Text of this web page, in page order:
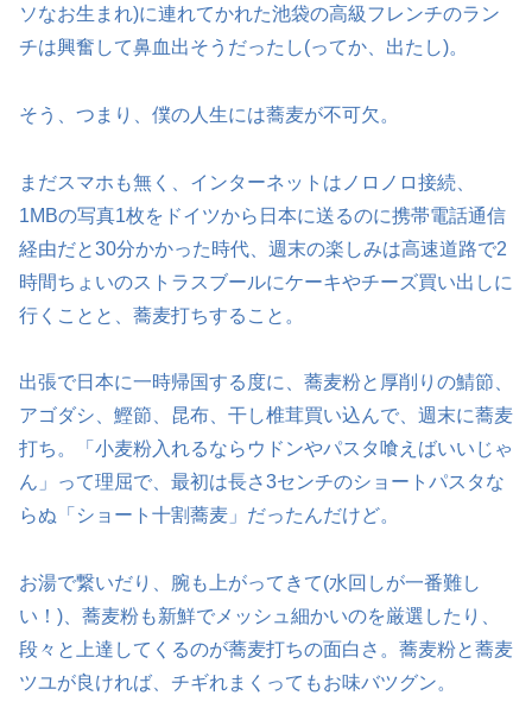
ソなお生まれ)に連れてかれた池袋の高級フレンチのラン
チは興奮して鼻血出そうだったし(ってか、出たし)。
そう、つまり、僕の人生には蕎麦が不可欠。
まだスマホも無く、インターネットはノロノロ接続、
1MBの写真1枚をドイツから日本に送るのに携帯電話通信
経由だと30分かかった時代、週末の楽しみは高速道路で2
時間ちょいのストラスブールにケーキやチーズ買い出しに
行くことと、蕎麦打ちすること。
出張で日本に一時帰国する度に、蕎麦粉と厚削りの鯖節、
アゴダシ、鰹節、昆布、干し椎茸買い込んで、週末に蕎麦
打ち。「小麦粉入れるならウドンやパスタ喰えばいいじゃ
ん」って理屈で、最初は長さ3センチのショートパスタな
らぬ「ショート十割蕎麦」だったんだけど。
お湯で繋いだり、腕も上がってきて(水回しが一番難し
い！)、蕎麦粉も新鮮でメッシュ細かいのを厳選したり、
段々と上達してくるのが蕎麦打ちの面白さ。蕎麦粉と蕎麦
ツユが良ければ、チギれまくってもお味バツグン。